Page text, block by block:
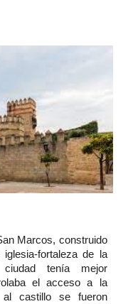
Marcos, construido
fortaleza de la
tenía mejor
el acceso a la
castillo se fueron